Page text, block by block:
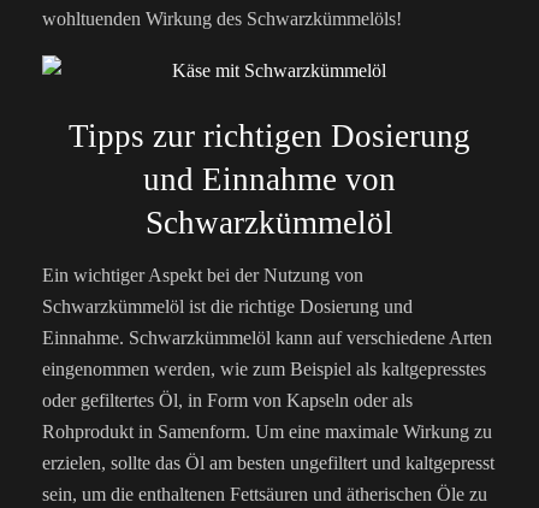
wohltuenden Wirkung des Schwarzkümmelöls!
Tipps zur richtigen Dosierung
und Einnahme von
Schwarzkümmelöl
Ein wichtiger Aspekt bei der Nutzung von
Schwarzkümmelöl ist die richtige Dosierung und
Einnahme. Schwarzkümmelöl kann auf verschiedene Arten
eingenommen werden, wie zum Beispiel als kaltgepresstes
oder gefiltertes Öl, in Form von Kapseln oder als
Rohprodukt in Samenform. Um eine maximale Wirkung zu
erzielen, sollte das Öl am besten ungefiltert und kaltgepresst
sein, um die enthaltenen Fettsäuren und ätherischen Öle zu